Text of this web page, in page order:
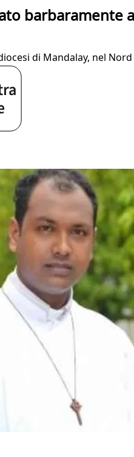
barbaramente
di Mandalay, nel